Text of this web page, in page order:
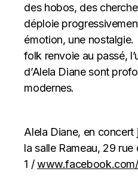
des hobos, des
déploie
émotion, une nostalgie.
folk renvoie au passé,
d’Alela Diane sont
modernes.
Alela Diane, en concert
la salle Rameau, 29
1 /